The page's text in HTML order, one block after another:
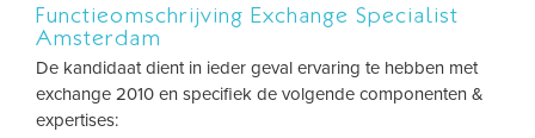
Functieomschrijving Exchange Specialist
Amsterdam
De kandidaat dient in ieder geval ervaring te hebben met
exchange 2010 en specifiek de volgende componenten &
expertises: